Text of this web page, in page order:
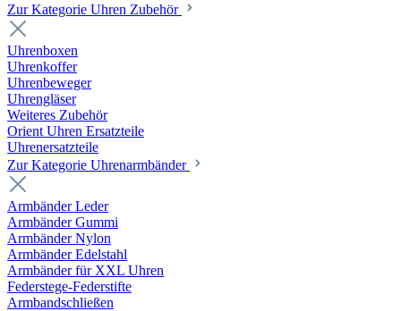
Zur Kategorie Uhren Zubehör
Uhrenboxen
Uhrenkoffer
Uhrenbeweger
Uhrengläser
Weiteres Zubehör
Orient Uhren Ersatzteile
Uhrenersatzteile
Zur Kategorie Uhrenarmbänder
Armbänder Leder
Armbänder Gummi
Armbänder Nylon
Armbänder Edelstahl
Armbänder für XXL Uhren
Federstege-Federstifte
Armbandschließen